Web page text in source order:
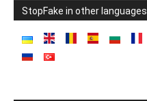
StopFake in other languages